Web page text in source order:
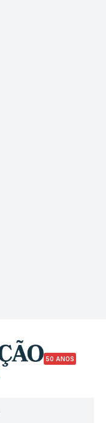
50 ANOS